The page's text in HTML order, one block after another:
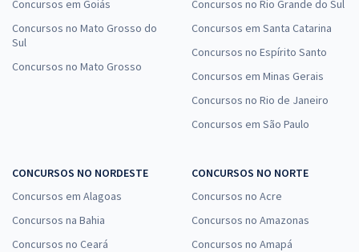
Concursos em Goiás
Concursos no Mato Grosso do
Sul
Concursos no Mato Grosso
Concursos no Rio Grande do Sul
Concursos em Santa Catarina
Concursos no Espírito Santo
Concursos em Minas Gerais
Concursos no Rio de Janeiro
Concursos em São Paulo
CONCURSOS NO NORDESTE
Concursos em Alagoas
Concursos na Bahia
Concursos no Ceará
CONCURSOS NO NORTE
Concursos no Acre
Concursos no Amazonas
Concursos no Amapá